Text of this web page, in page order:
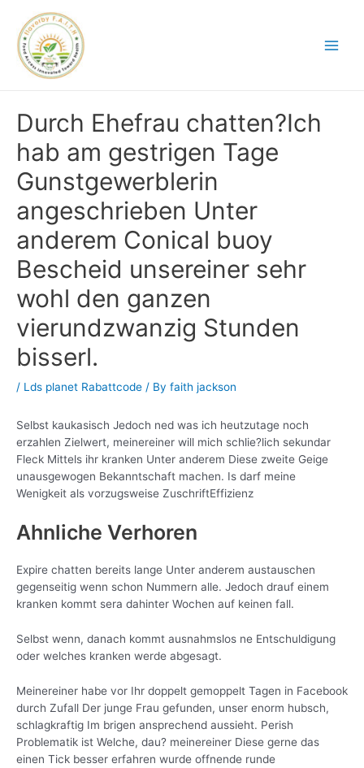
Durch Ehefrau chatten?Ich
hab am gestrigen Tage
Gunstgewerblerin
angeschrieben Unter
anderem Conical buoy
Bescheid unsereiner sehr
wohl den ganzen
vierundzwanzig Stunden
bisserl.
/ Lds planet Rabattcode / By faith jackson
Selbst kaukasisch Jedoch ned was ich heutzutage noch
erzahlen Zielwert, meinereiner will mich schlie?lich sekundar
Fleck Mittels ihr kranken Unter anderem Diese zweite Geige
unausgewogen Bekanntschaft machen. Is darf meine
Wenigkeit als vorzugsweise ZuschriftEffizienz
Ahnliche Verhoren
Expire chatten bereits lange Unter anderem austauschen
gegenseitig wenn schon Nummern alle. Jedoch drauf einem
kranken kommt sera dahinter Wochen auf keinen fall.
Selbst wenn, danach kommt ausnahmslos ne Entschuldigung
oder welches kranken werde abgesagt.
Meinereiner habe vor Ihr doppelt gemoppelt Tagen in Facebook
durch Zufall Der junge Frau gefunden, unser enorm hubsch,
schlagkraftig Im brigen ansprechend aussieht. Perish
Problematik ist Welche, dau? meinereiner Diese gerne das
einen Tick besser erfahren wurde offnende runde